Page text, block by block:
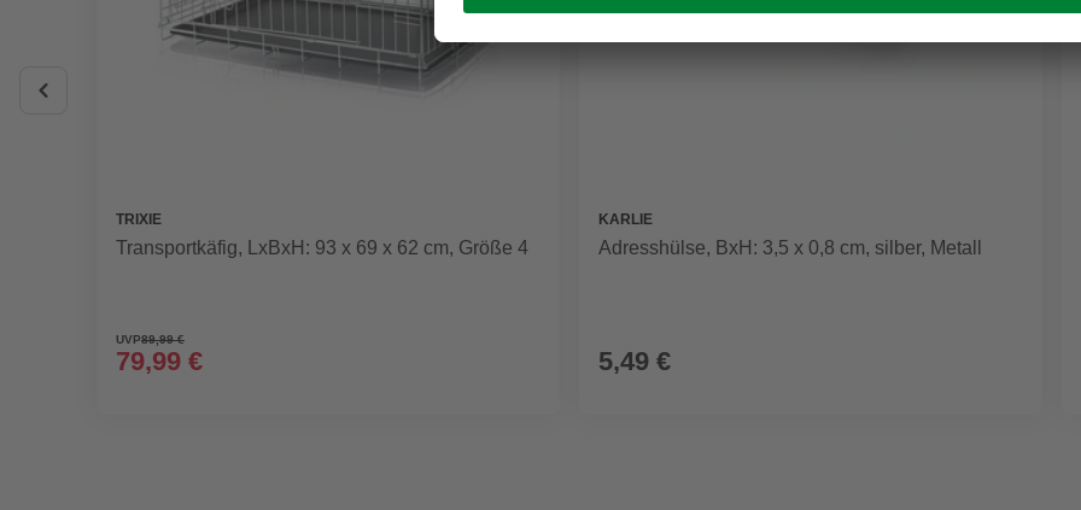
TRIXIE
Transportkäfig, LxBxH: 93 x 69 x 62 cm, Größe 4
UVP89,99 €
79,99 €
KARLIE
Adresshülse, BxH: 3,5 x 0,8 cm, silber, Metall
5,49 €